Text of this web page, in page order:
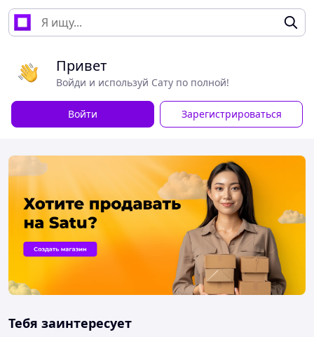
Привет
Войди и используй Сату по полной!
Войти Зарегистрироваться
Тебя заинтересует